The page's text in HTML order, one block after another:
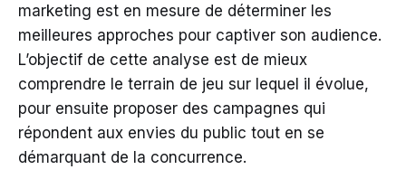
marketing est en mesure de déterminer les
meilleures approches pour captiver son audience.
L’objectif de cette analyse est de mieux
comprendre le terrain de jeu sur lequel il évolue,
pour ensuite proposer des campagnes qui
répondent aux envies du public tout en se
démarquant de la concurrence.